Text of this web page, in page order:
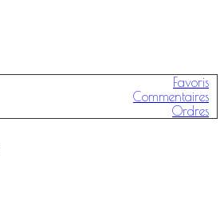
Favoris
Commentaires
Ordres